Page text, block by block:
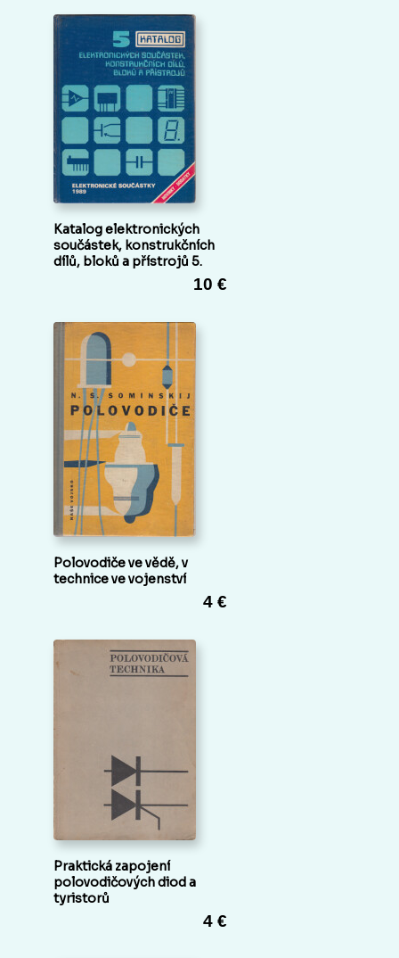
Katalog elektronických
součástek, konstrukčních
dílů, bloků a přístrojů 5.
10 €
Polovodiče ve vědě, v
technice ve vojenství
4 €
Praktická zapojení
polovodičových diod a
tyristorů
4 €